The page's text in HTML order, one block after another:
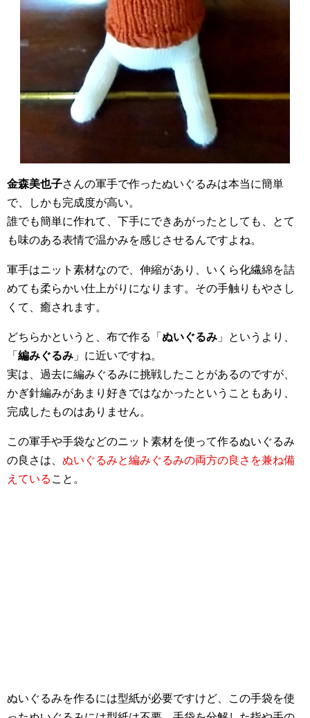
金森美也子さんの軍手で作ったぬいぐるみは本当に簡単
で、しかも完成度が高い。
誰でも簡単に作れて、下手にできあがったとしても、とて
も味のある表情で温かみを感じさせるんですよね。
軍手はニット素材なので、伸縮があり、いくら化繊綿を詰
めても柔らかい仕上がりになります。その手触りもやさし
くて、癒されます。
どちらかというと、布で作る「 ぬいぐるみ 」というより、
「 編みぐるみ 」に近いですね。
実は、過去に編みぐるみに挑戦したことがあるのですが、
かぎ針編みがあまり好きではなかったということもあり、
完成したものはありません。
この軍手や手袋などのニット素材を使って作るぬいぐるみ
の良さは、 ぬいぐるみと編みぐるみの両方の良さを兼ね備
えている こと。
ぬいぐるみを作るには型紙が必要ですけど、この手袋を使